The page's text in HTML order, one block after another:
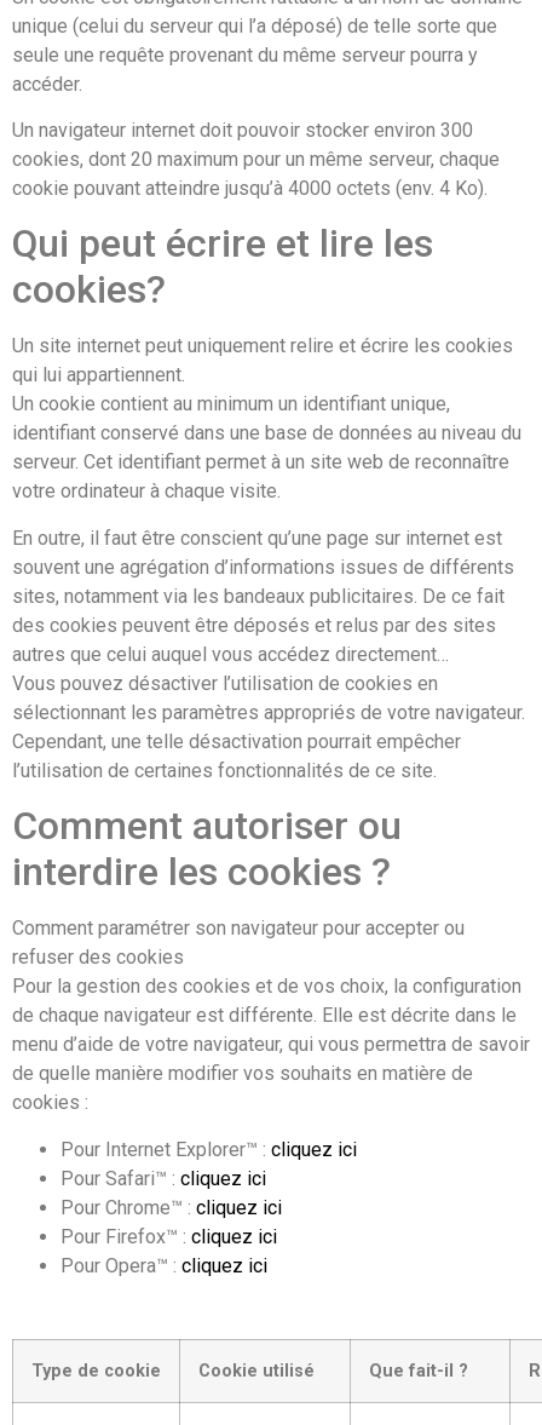
unique (celui du serveur qui l’a déposé) de telle sorte que
seule une requête provenant du même serveur pourra y
accéder.
Un navigateur internet doit pouvoir stocker environ 300
cookies, dont 20 maximum pour un même serveur, chaque
cookie pouvant atteindre jusqu’à 4000 octets (env. 4 Ko).
Qui peut écrire et lire les
cookies?
Un site internet peut uniquement relire et écrire les cookies
qui lui appartiennent.
Un cookie contient au minimum un identifiant unique,
identifiant conservé dans une base de données au niveau du
serveur. Cet identifiant permet à un site web de reconnaître
votre ordinateur à chaque visite.
En outre, il faut être conscient qu’une page sur internet est
souvent une agrégation d’informations issues de différents
sites, notamment via les bandeaux publicitaires. De ce fait
des cookies peuvent être déposés et relus par des sites
autres que celui auquel vous accédez directement…
Vous pouvez désactiver l’utilisation de cookies en
sélectionnant les paramètres appropriés de votre navigateur.
Cependant, une telle désactivation pourrait empêcher
l’utilisation de certaines fonctionnalités de ce site.
Comment autoriser ou
interdire les cookies ?
Comment paramétrer son navigateur pour accepter ou
refuser des cookies
Pour la gestion des cookies et de vos choix, la configuration
de chaque navigateur est différente. Elle est décrite dans le
menu d’aide de votre navigateur, qui vous permettra de savoir
de quelle manière modifier vos souhaits en matière de
cookies :
Pour Internet Explorer™ : cliquez ici
Pour Safari™ : cliquez ici
Pour Chrome™ : cliquez ici
Pour Firefox™ : cliquez ici
Pour Opera™ : cliquez ici
Type de cookie Cookie utilisé Que fait-il ?